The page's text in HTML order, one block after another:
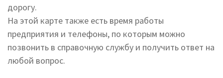
дорогу.
На этой карте также есть время работы
предприятия и телефоны, по которым можно
позвонить в справочную службу и получить ответ на
любой вопрос.